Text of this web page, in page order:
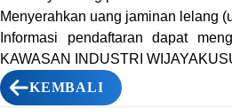
Menyerahkan uang jaminan lelang
Informasi pendaftaran dapat
KAWASAN INDUSTRI
KEMBALI